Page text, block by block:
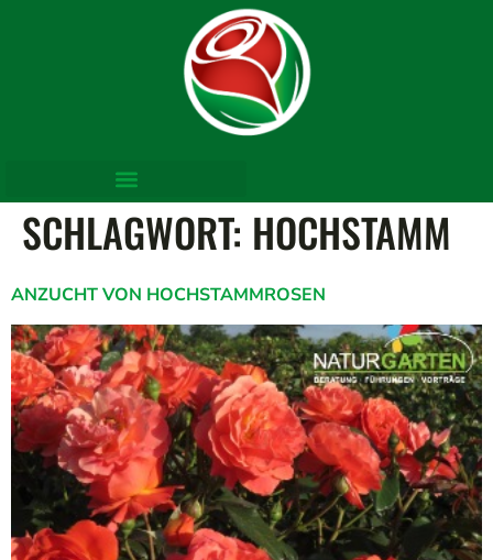
SCHLAGWORT: HOCHSTAMM
ANZUCHT VON HOCHSTAMMROSEN